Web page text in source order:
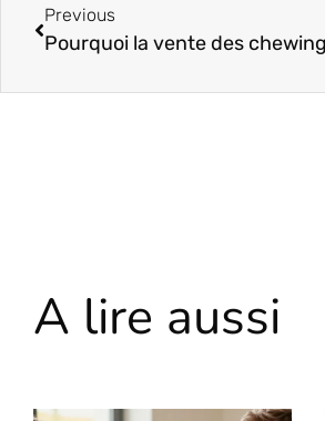
Previous
A lire aussi